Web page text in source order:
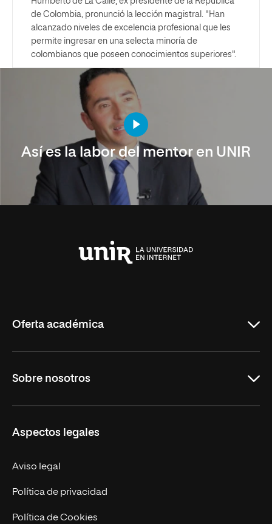
de Colombia, pronunció la lección magistral. "Han
alcanzado niveles de excelencia profesional que les
permite ingresar en una selecta minoría de
colombianos que poseen conocimientos superiores".
Así es la labor del mentor en UNIR
Oferta académica
Maestrías
Sobre nosotros
Trabaja en UNIR
Actualidad
Contacto
Aspectos legales
Aviso legal
Política de privacidad
Política de Cookies